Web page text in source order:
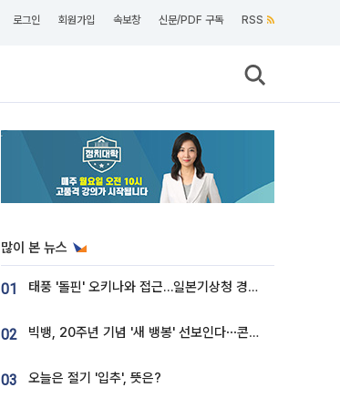
로그인 회원가입 속보창 신문/PDF 구독 RSS
많이 본 뉴스
01 태풍 '돌핀' 오키나와 접근…일본기상청 경로 업데이트
02 빅뱅, 20주년 기념 '새 뱅봉' 선보인다⋯콘서트 앞두고 팝업 개최
03 오늘은 절기 '입추', 뜻은?